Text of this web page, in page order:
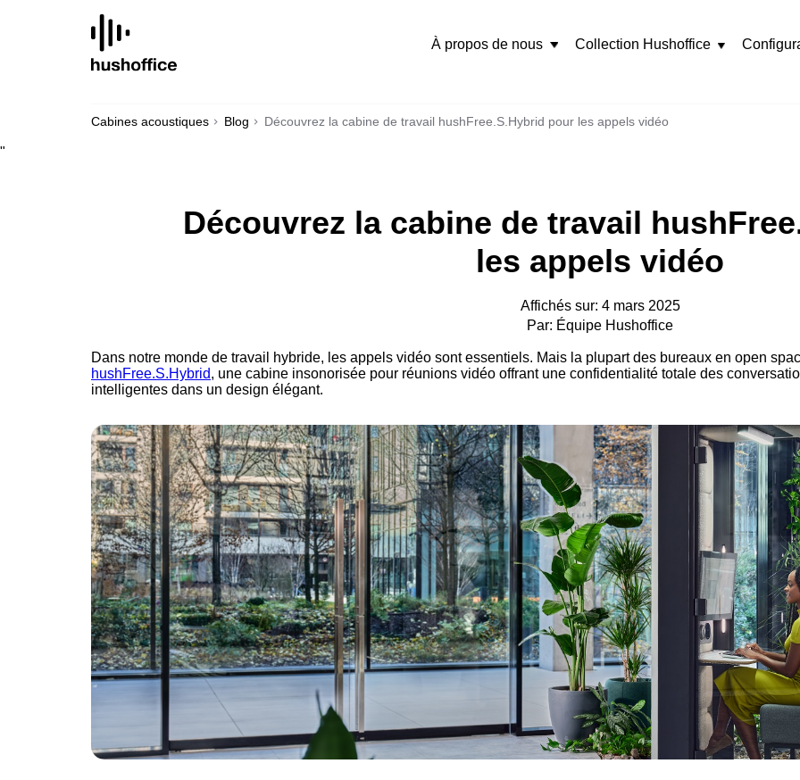
À propos de nous Collection HushofficeRozwiń
Cabines acoustiques Blog Découvrez la cabine de travail hushFree.S.Hybrid pour les appels vidéo
"
Découvrez la cabine de travail
les appels vidéo
Affichés sur: 4 mars 2025
Par: Équipe Hushoffice
Dans notre monde de travail hybride, les appels vidéo sont essentiels. Mais la plupart des bureaux en open
hushFree.S.Hybrid, une cabine insonorisée pour réunions vidéo offrant une confidentialité totale des
intelligentes dans un design élégant.